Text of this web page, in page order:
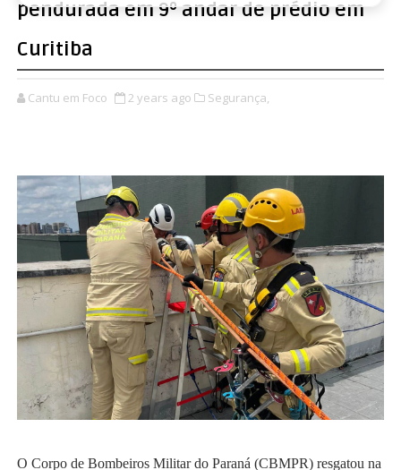
pendurada em 9º andar de prédio em
Curitiba
Cantu em Foco 2 years ago Segurança,
O Corpo de Bombeiros Militar do Paraná (CBMPR) resgatou na